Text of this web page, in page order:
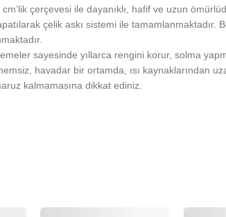
çerçevesi ile dayanıklı, hafif ve uzun
çelik askı sistemi ile tamamlanmaktadır.
sayesinde yıllarca rengini korur, solma
havadar bir ortamda, ısı kaynaklarından
kalmamasına dikkat ediniz.